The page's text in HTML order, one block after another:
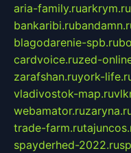
aria-family.ruarkrym.ru
bankaribi.ru
blagodarenie-spb.ru
cardvoice.ruzed-
zarafshan.ruyork-
vladivostok-map.ru
webamator.ru
trade-farm.ru
spayderhed-2022.ru